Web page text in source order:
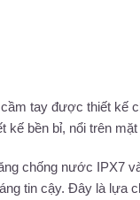
tay được thiết kế
kế bền bỉ, nổi trên
chống nước IPX7
tin cậy. Đây là lựa